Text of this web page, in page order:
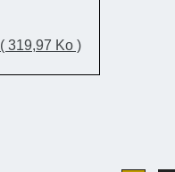
( 319,97 Ko )